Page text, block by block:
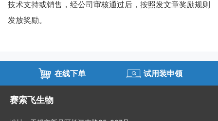
技术支持或销售，经公司审核通过后，按照发文章奖励规则
发放奖励。
在线下单 试用装申领
赛索飞生物